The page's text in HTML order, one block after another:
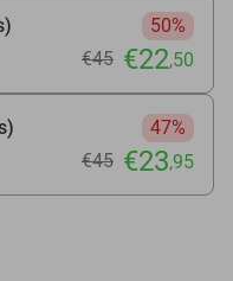
50%
€45 €22,50
47%
€45 €23,95